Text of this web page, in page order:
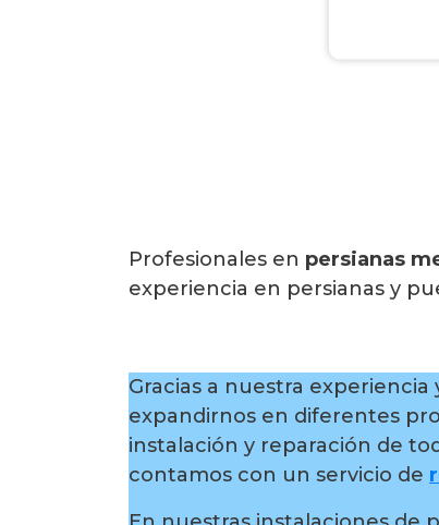
Profesionales en persianas
experiencia en persianas y
Gracias a nuestra
expandirnos en diferentes
instalación y reparación de
contamos con un servicio de